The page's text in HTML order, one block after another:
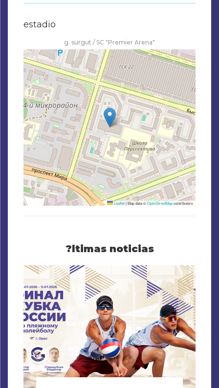
estadio
g. surgut / SC "Premier Arena"
Leaflet|Map data ©OpenStreetMapcontributors
?ltimas noticias